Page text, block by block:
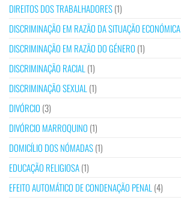
DIREITOS DOS TRABALHADORES(1)
DISCRIMINAÇÃO EM RAZÃO DA SITUAÇÃO ECONÓMICA
DISCRIMINAÇÃO EM RAZÃO DO GÉNERO (1)
DISCRIMINAÇÃO RACIAL (1)
DISCRIMINAÇÃO SEXUAL (1)
DIVÓRCIO (3)
DIVÓRCIO MARROQUINO (1)
DOMICÍLIO DOS NÓMADAS(1)
EDUCAÇÃO RELIGIOSA(1)
EFEITO AUTOMÁTICO DE CONDENAÇÃO PENAL (4)